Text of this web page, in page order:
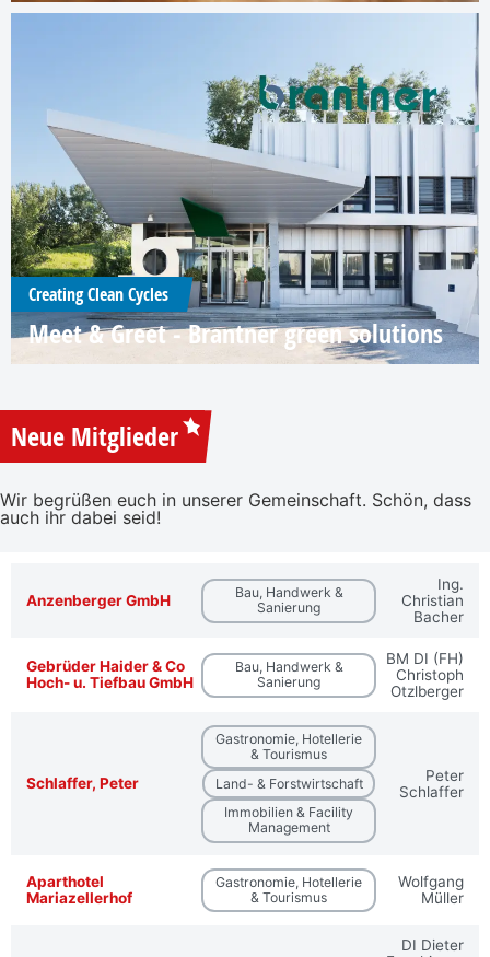
Creating Clean Cycles
Meet & Greet - Brantner green solutions
Neue Mitglieder
Wir begrüßen euch in unserer Gemeinschaft. Schön, dass
auch ihr dabei seid!
Anzenberger GmbH
Bau, Handwerk &
Sanierung
Ing.
Christian
Bacher
Gebrüder Haider & Co
Hoch- u. Tiefbau GmbH
Bau, Handwerk &
Sanierung
BM DI (FH)
Christoph
Otzlberger
Schlaffer, Peter
Gastronomie, Hotellerie
& Tourismus
Land- & Forstwirtschaft
Immobilien & Facility
Management
Peter
Schlaffer
Aparthotel
Mariazellerhof
Gastronomie, Hotellerie
& Tourismus
Wolfgang
Müller
DI Dieter